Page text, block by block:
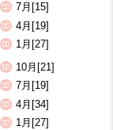
7月[15]
4月[19]
1月[27]
10月[21]
7月[19]
4月[34]
1月[27]